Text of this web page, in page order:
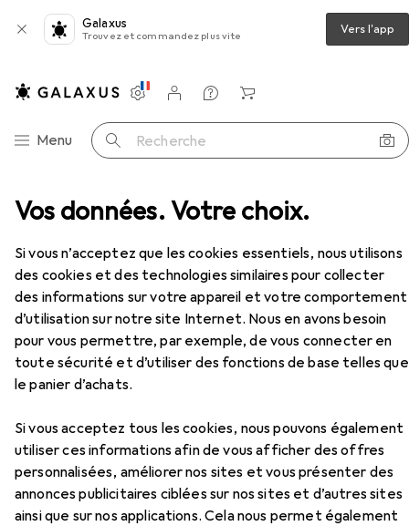
Vos données. Votre choix.
Si vous n’acceptez que les cookies essentiels, nous utilisons
des cookies et des technologies similaires pour collecter
des informations sur votre appareil et votre comportement
d’utilisation sur notre site Internet. Nous en avons besoin
pour vous permettre, par exemple, de vous connecter en
toute sécurité et d’utiliser des fonctions de base telles que
le panier d’achats.
Si vous acceptez tous les cookies, nous pouvons également
utiliser ces informations afin de vous afficher des offres
personnalisées, améliorer nos sites et vous présenter des
annonces publicitaires ciblées sur nos sites et d’autres sites
ainsi que sur nos applications. Cela nous permet également
Galaxus
Trouvez et commandez plus vite Vers l'app
Navigation par catégorie
Menu Recherche
Paramètres
Compte client
Listes de comparaison
Listes d'envies
Panier
Gaine thermorétractable Delock Set
EUR
6,54 à partir de 3 pièces
DelockSet
Accessoires pour Delock Set
Ici, vous trouverez des accessoires compatibles avec le
produit Delock Set de la catégorie Pistolet à air chaud.
Pertinence
Liste des produits